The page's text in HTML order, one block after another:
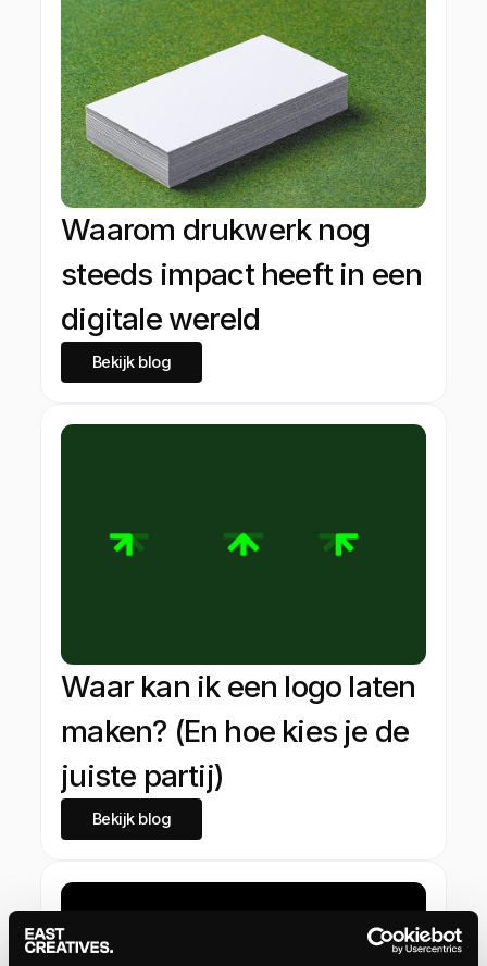
Waarom drukwerk nog
steeds impact heeft in een
digitale wereld
Bekijk blog
Waar kan ik een logo laten
maken? (En hoe kies je de
juiste partij)
Bekijk blog